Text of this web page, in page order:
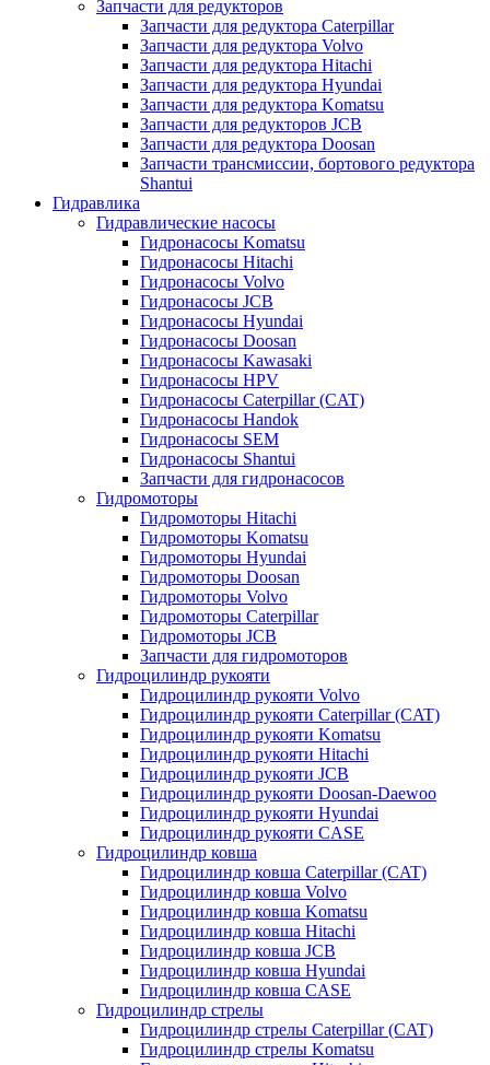
Запчасти для редукторов
Запчасти для редуктора Caterpillar
Запчасти для редуктора Volvo
Запчасти для редуктора Hitachi
Запчасти для редуктора Hyundai
Запчасти для редуктора Komatsu
Запчасти для редукторов JCB
Запчасти для редуктора Doosan
Запчасти трансмиссии, бортового редуктора
Shantui
Гидравлика
Гидравлические насосы
Гидронасосы Komatsu
Гидронасосы Hitachi
Гидронасосы Volvo
Гидронасосы JCB
Гидронасосы Hyundai
Гидронасосы Doosan
Гидронасосы Kawasaki
Гидронасосы HPV
Гидронасосы Caterpillar (CAT)
Гидронасосы Handok
Гидронасосы SEM
Гидронасосы Shantui
Запчасти для гидронасосов
Гидромоторы
Гидромоторы Hitachi
Гидромоторы Komatsu
Гидромоторы Hyundai
Гидромоторы Doosan
Гидромоторы Volvo
Гидромоторы Caterpillar
Гидромоторы JCB
Запчасти для гидромоторов
Гидроцилиндр рукояти
Гидроцилиндр рукояти Volvo
Гидроцилиндр рукояти Caterpillar (CAT)
Гидроцилиндр рукояти Komatsu
Гидроцилиндр рукояти Hitachi
Гидроцилиндр рукояти JCB
Гидроцилиндр рукояти Doosan-Daewoo
Гидроцилиндр рукояти Hyundai
Гидроцилиндр рукояти CASE
Гидроцилиндр ковша
Гидроцилиндр ковша Caterpillar (CAT)
Гидроцилиндр ковша Volvo
Гидроцилиндр ковша Komatsu
Гидроцилиндр ковша Hitachi
Гидроцилиндр ковша JCB
Гидроцилиндр ковша Hyundai
Гидроцилиндр ковша CASE
Гидроцилиндр стрелы
Гидроцилиндр стрелы Caterpillar (CAT)
Гидроцилиндр стрелы Komatsu